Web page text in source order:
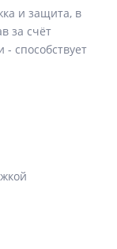
и защита, в
за счёт
- способствует